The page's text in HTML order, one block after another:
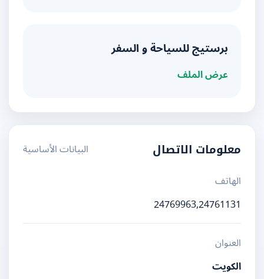
برستيج للسياحة و السفر
عرض الملف
معلومات الاتصال
البيانات الأساسية
الهاتف
24769963,24761131
العنوان
الكويت